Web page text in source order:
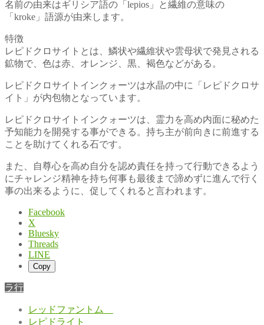
名前の由来はギリシア語の「lepios」と繊維の意味の
「kroke」語源が由来します。
特徴
レピドクロサイトとは、鱗状や繊維状や雲母状で発見される
鉱物で、色は赤、オレンジ、黒、褐色などがある。
レピドクロサイトインクォーツは水晶の中に「レピドクロサ
イト」が内包物となっています。
レピドクロサイトインクォーツは、霊力を高め内面に秘めた
予知能力を開発する事ができる。持ち主が前向きに前進する
ことを助けてくれる石です。
また、自尊心を高め自分を認め責任を持って行動できるよう
にチャレンジ精神を持ち何事も最後まで諦めずに進んで行く
事の出来るように、促してくれると言われます。
Facebook
X
Bluesky
Threads
LINE
Copy
ラ行
レッドファントム
レピドライト